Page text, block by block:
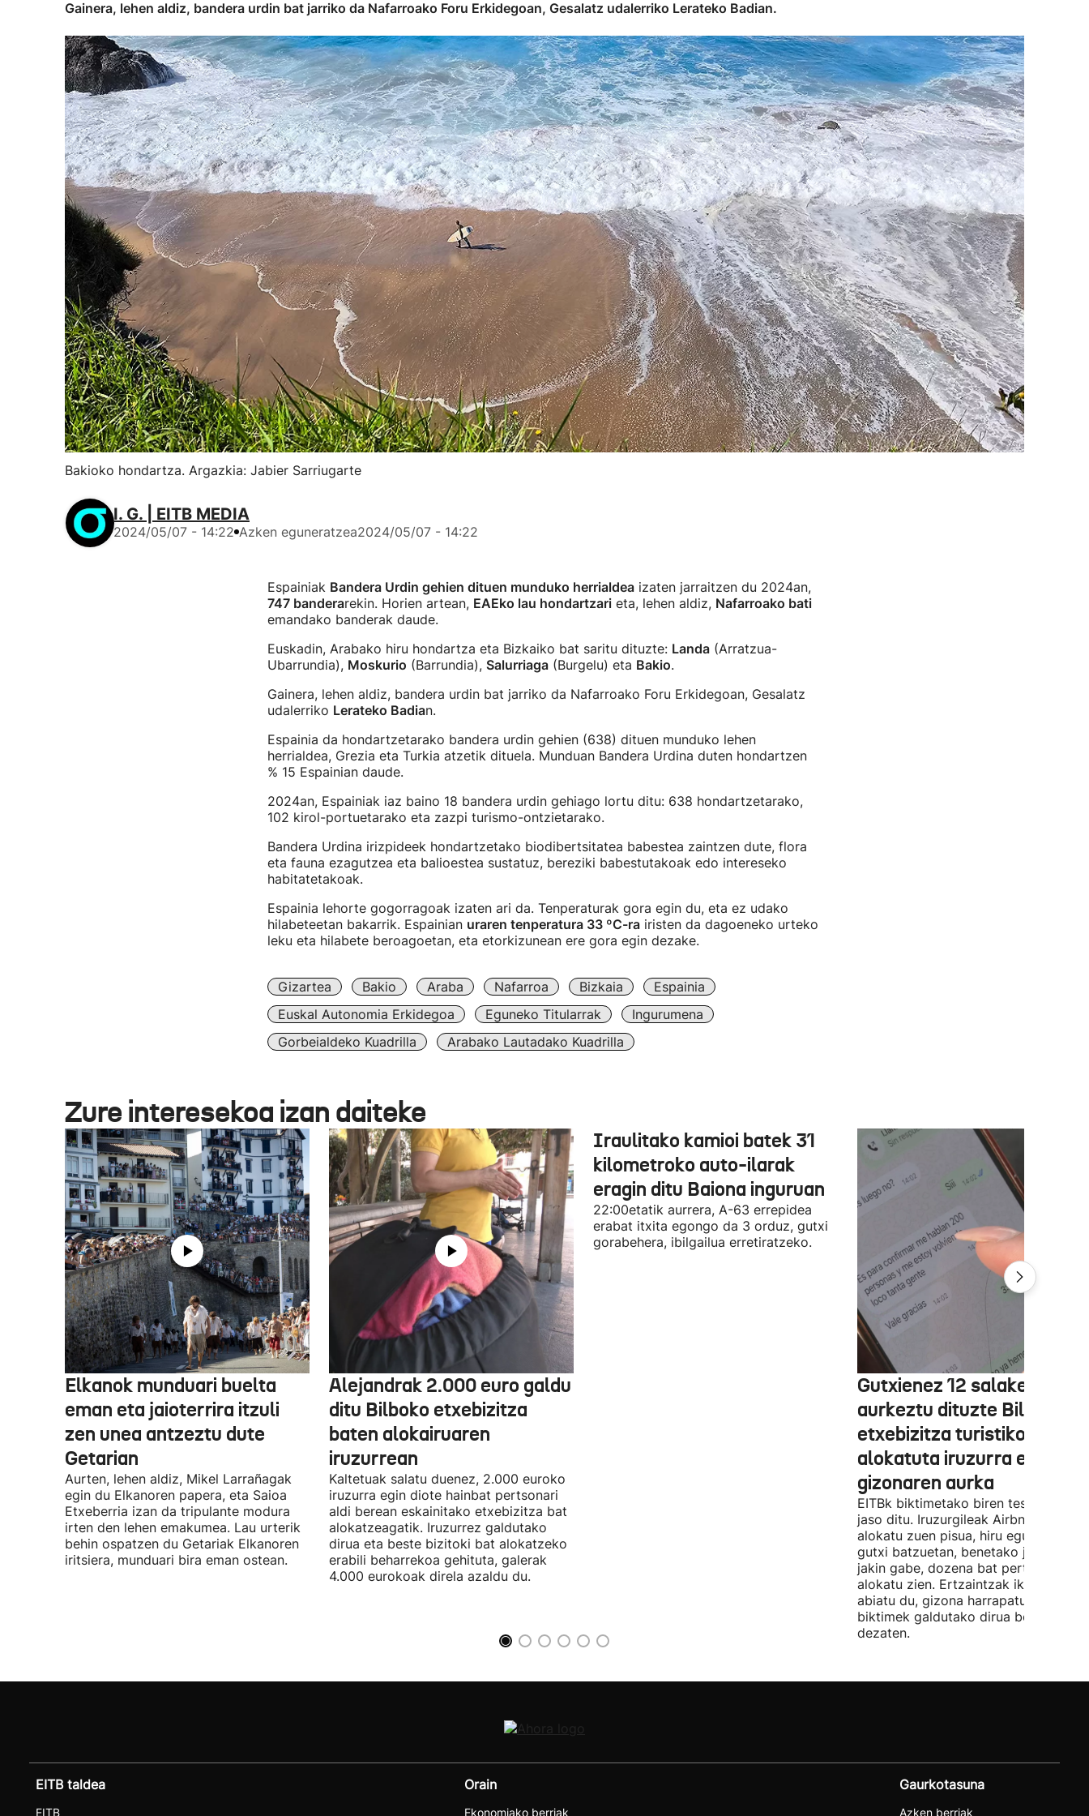
Gainera, lehen aldiz, bandera urdin bat jarriko da Nafarroako Foru Erkidegoan, Gesalatz udalerriko Lerateko Badian.
Bakioko hondartza. Argazkia: Jabier Sarriugarte
I. G. | EITB MEDIA
2024/05/07 - 14:22 Azken eguneratzea2024/05/07 - 14:22
Espainiak Bandera Urdin gehien dituen munduko herrialdeaizaten jarraitzen du 2024an,
747 banderarekin. Horien artean, EAEko lau hondartzarieta, lehen aldiz, Nafarroako bati
emandako banderak daude.
Euskadin, Arabako hiru hondartza eta Bizkaiko bat saritu dituzte: Landa(Arratzua-
Ubarrundia), Moskurio (Barrundia), Salurriaga(Burgelu) eta Bakio.
Gainera, lehen aldiz, bandera urdin bat jarriko da Nafarroako Foru Erkidegoan, Gesalatz
udalerriko Lerateko Badian.
Espainia da hondartzetarako bandera urdin gehien (638) dituen munduko lehen
herrialdea, Grezia eta Turkia atzetik dituela. Munduan Bandera Urdina duten hondartzen
% 15 Espainian daude.
2024an, Espainiak iaz baino 18 bandera urdin gehiago lortu ditu: 638 hondartzetarako,
102 kirol-portuetarako eta zazpi turismo-ontzietarako.
Bandera Urdina irizpideek hondartzetako biodibertsitatea babestea zaintzen dute, flora
eta fauna ezagutzea eta balioestea sustatuz, bereziki babestutakoak edo intereseko
habitatetakoak.
Espainia lehorte gogorragoak izaten ari da. Tenperaturak gora egin du, eta ez udako
hilabeteetan bakarrik. Espainian uraren tenperatura 33 ºC-rairisten da dagoeneko urteko
leku eta hilabete beroagoetan, eta etorkizunean ere gora egin dezake.
Gizartea Bakio Araba Nafarroa Bizkaia
Espainia
Euskal Autonomia Erkidegoa
Eguneko Titularrak
Ingurumena
Gorbeialdeko Kuadrilla
Arabako Lautadako Kuadrilla
Zure interesekoa izan daiteke
Elkanok munduari buelta
eman eta jaioterrira itzuli
zen unea antzeztu dute
Getarian
Aurten, lehen aldiz, Mikel Larrañagak
egin du Elkanoren papera, eta Saioa
Etxeberria izan da tripulante modura
irten den lehen emakumea. Lau urterik
behin ospatzen du Getariak Elkanoren
iritsiera, munduari bira eman ostean.
Alejandrak 2.000 euro galdu
ditu Bilboko etxebizitza
baten alokairuaren
iruzurrean
Kaltetuak salatu duenez, 2.000 euroko
iruzurra egin diote hainbat pertsonari
aldi berean eskainitako etxebizitza bat
alokatzeagatik. Iruzurrez galdutako
dirua eta beste bizitoki bat alokatzeko
erabili beharrekoa gehituta, galerak
4.000 eurokoak direla azaldu du.
Iraulitako kamioi batek 31
kilometroko auto-ilarak
eragin ditu Baiona inguruan
22:00etatik aurrera, A-63 errepidea
erabat itxita egongo da 3 orduz, gutxi
gorabehera, ibilgailua erretiratzeko.
Gutxienez 12 salaketa
aurkeztu dituzte Bilbon
etxebizitza turistiko bat
alokatuta iruzurra egin
gizonaren aurka
EITBk biktimetako biren testigantzak
jaso ditu. Iruzurgileak Airbnb bidez
alokatu zuen pisua, hiru egunez. Ordu
gutxi batzuetan, benetako jabeak
jakin gabe, dozena bat pertsonari
alokatu zien. Ertzaintzak ikerketa
abiatu du, gizona harrapatu eta
biktimek galdutako dirua berreskura
dezaten.
EITB taldea
EITB
Orain
Ekonomiako berriak
Gaurkotasuna
Azken berriak